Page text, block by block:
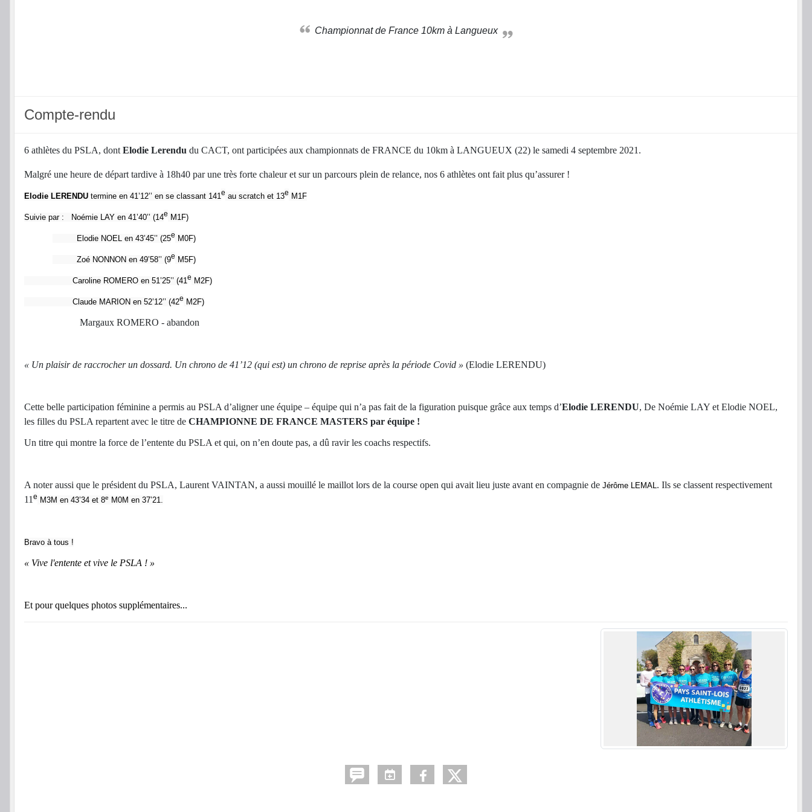
Championnat de France 10km à Langueux
Compte-rendu
6 athlètes du PSLA, dont Elodie Lerendu du CACT, ont participées aux championnats de FRANCE du 10km à LANGUEUX (22) le samedi 4 septembre 2021.
Malgré une heure de départ tardive à 18h40 par une très forte chaleur et sur un parcours plein de relance, nos 6 athlètes ont fait plus qu’assurer !
Elodie LERENDU termine en 41’12’’ en se classant 141e au scratch et 13e M1F
Suivie par : Noémie LAY en 41’40’’ (14e M1F)
Elodie NOEL en 43’45’’ (25e M0F)
Zoé NONNON en 49’58’’ (9e M5F)
Caroline ROMERO en 51’25’’ (41e M2F)
Claude MARION en 52’12’’ (42e M2F)
Margaux ROMERO - abandon
« Un plaisir de raccrocher un dossard. Un chrono de 41’12 (qui est) un chrono de reprise après la période Covid » (Elodie LERENDU)
Cette belle participation féminine a permis au PSLA d’aligner une équipe – équipe qui n’a pas fait de la figuration puisque grâce aux temps d’Elodie LERENDU, De Noémie LAY et Elodie NOEL,
les filles du PSLA repartent avec le titre de CHAMPIONNE DE FRANCE MASTERS par équipe !
Un titre qui montre la force de l’entente du PSLA et qui, on n’en doute pas, a dû ravir les coachs respectifs.
A noter aussi que le président du PSLA, Laurent VAINTAN, a aussi mouillé le maillot lors de la course open qui avait lieu juste avant en compagnie de Jérôme LEMAL. Ils se classent respectivement
11 e M3M en 43’34 et 8e M0M en 37’21.
Bravo à tous !
« Vive l'entente et vive le PSLA ! »
Et pour quelques photos supplémentaires...